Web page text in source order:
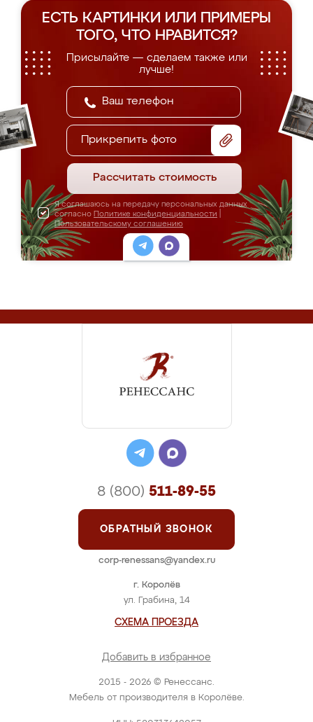
ЕСТЬ КАРТИНКИ ИЛИ ПРИМЕРЫ
ТОГО, ЧТО НРАВИТСЯ?
Присылайте — сделаем также или
лучше!
Прикрепить фото
Рассчитать стоимость
Я соглашаюсь на передачу персональных данных
согласно Политике конфиденциальности
Пользовательскому соглашению
2015 - 2026 © Ренессанс.
Мебель от производителя в Королёве.
г. Королёв
ул. Грабина, 14
СХЕМА ПРОЕЗДА
Добавить в избранное
8 (800) 511-89-55
ОБРАТНЫЙ ЗВОНОК
corp-renessans@yandex.ru